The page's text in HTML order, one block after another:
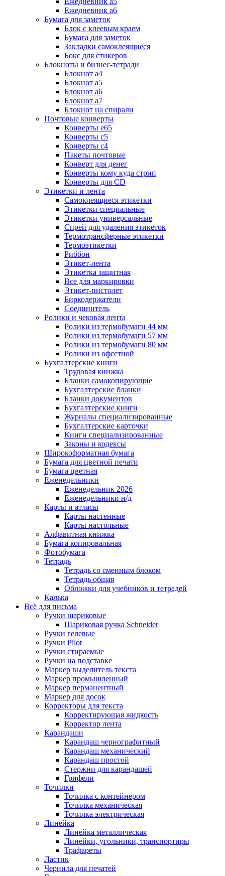
Ежедневник а6
Бумага для заметок
Блок с клеевым краем
Бумага для заметок
Закладки самоклеящиеся
Бокс для стикеров
Блокноты и бизнес-тетради
Блокнот а4
Блокнот а5
Блокнот а6
Блокнот а7
Блокнот на спирали
Почтовые конверты
Конверты е65
Конверты с5
Конверты с4
Пакеты почтовые
Конверт для денег
Конверты кому куда стрип
Конверты для CD
Этикетки и лента
Самоклеящиеся этикетки
Этикетки специальные
Этикетки универсальные
Спрей для удаления этикеток
Термотрансферные этикетки
Термоэтикетки
Риббон
Этикет-лента
Этикетка защитная
Все для маркировки
Этикет-пистолет
Биркодержатели
Соединитель
Ролики и чековая лента
Ролики из термобумаги 44 мм
Ролики из термобумаги 57 мм
Ролики из термобумаги 80 мм
Ролики из офсетной
Бухгалтерские книги
Трудовая книжка
Бланки самокопирующие
Бухгалтерские бланки
Бланки документов
Бухгалтерские книги
Журналы специализированные
Бухгалтерские карточки
Книги специализированные
Законы и кодексы
Широкоформатная бумага
Бумага для цветной печати
Бумага цветная
Еженедельники
Еженедельник 2026
Еженедельники н/д
Карты и атласы
Карты настенные
Карты настольные
Алфавитная книжка
Бумага копировальная
Фотобумага
Тетрадь
Тетрадь со сменным блоком
Тетрадь общая
Обложки для учебников и тетрадей
Калька
Всё для письма
Ручки шариковые
Шариковая ручка Schneider
Ручки гелевые
Ручки Pilot
Ручки стираемые
Ручки на подставке
Маркер выделитель текста
Маркер промышленный
Маркер перманентный
Маркер для досок
Корректоры для текста
Корректирующая жидкость
Корректор лента
Карандаши
Карандаш чернографитный
Карандаш механический
Карандаш простой
Стержни для карандашей
Грифели
Точилки
Точилка с контейнером
Точилка механическая
Точилка электрическая
Линейка
Линейка металлическая
Линейки, угольники, транспортиры
Трафареты
Ластик
Чернила для печатей